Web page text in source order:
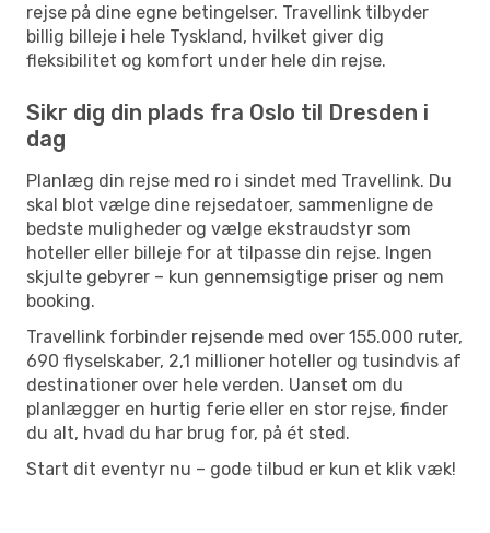
rejse på dine egne betingelser. Travellink tilbyder
billig billeje i hele Tyskland, hvilket giver dig
fleksibilitet og komfort under hele din rejse.
Sikr dig din plads fra Oslo til Dresden i
dag
Planlæg din rejse med ro i sindet med Travellink. Du
skal blot vælge dine rejsedatoer, sammenligne de
bedste muligheder og vælge ekstraudstyr som
hoteller eller billeje for at tilpasse din rejse. Ingen
skjulte gebyrer – kun gennemsigtige priser og nem
booking.
Travellink forbinder rejsende med over 155.000 ruter,
690 flyselskaber, 2,1 millioner hoteller og tusindvis af
destinationer over hele verden. Uanset om du
planlægger en hurtig ferie eller en stor rejse, finder
du alt, hvad du har brug for, på ét sted.
Start dit eventyr nu – gode tilbud er kun et klik væk!